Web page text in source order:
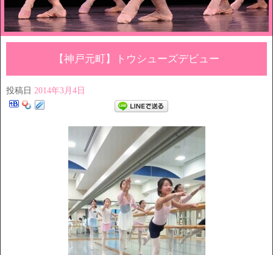
【神戸元町】トウシューズデビュー
投稿日 2014年3月4日